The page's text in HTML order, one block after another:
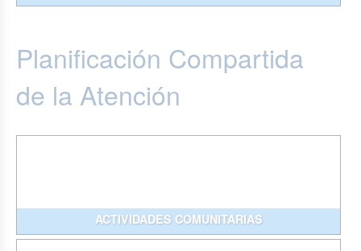
Planificación Compartida
de la Atención
ACTIVIDADES COMUNITARIAS